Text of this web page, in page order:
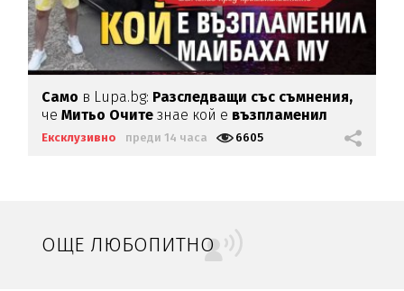
Само в Lupa.bg: Разследващи със съмнения,
чеМитьо Очите знае кой е възпламенил
Майбаха му
Ексклузивно преди 14 часа 6605
ОЩЕ ЛЮБОПИТНО